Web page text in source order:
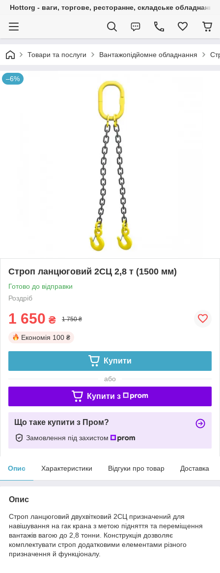
Hottorg - ваги, торгове, ресторанне, складське обладнання
Товари та послуги Вантажопідйомне обладнання
–6%
Строп ланцюговий 2СЦ 2,8 т (1500 мм)
Готово до відправки
Роздріб
1 650 ₴ 1 750 ₴
Економія 100 ₴
Купити
або
Купити з
Що таке купити з Пром?
Замовлення під захистом
Опис Характеристики Відгуки про товар Доставка
Опис
Строп ланцюговий двухвітковий 2СЦ призначений для
навішування на гак крана з метою підняття та переміщення
вантажів вагою до 2,8 тонни. Конструкція дозволяє
комплектувати строп додатковими елементами різного
призначення й функціоналу.